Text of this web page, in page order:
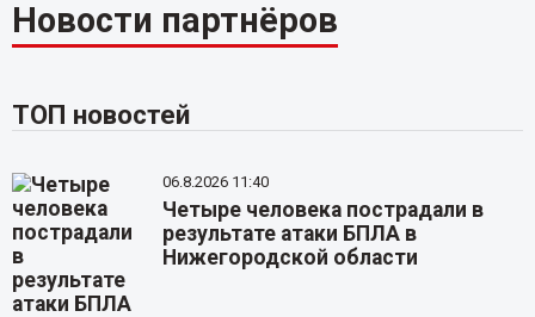
Новости партнёров
ТОП новостей
06.8.2026 11:40
Четыре человека пострадали в
результате атаки БПЛА в
Нижегородской области